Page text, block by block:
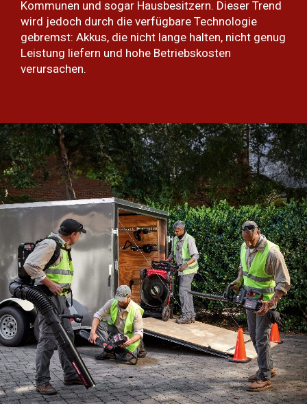
Kommunen und sogar Hausbesitzern. Dieser Trend
wird jedoch durch die verfügbare Technologie
gebremst: Akkus, die nicht lange halten, nicht genug
Leistung liefern und hohe Betriebskosten
verursachen.